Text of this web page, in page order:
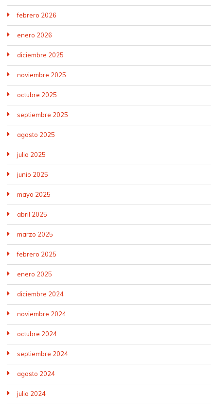
febrero 2026
enero 2026
diciembre 2025
noviembre 2025
octubre 2025
septiembre 2025
agosto 2025
julio 2025
junio 2025
mayo 2025
abril 2025
marzo 2025
febrero 2025
enero 2025
diciembre 2024
noviembre 2024
octubre 2024
septiembre 2024
agosto 2024
julio 2024